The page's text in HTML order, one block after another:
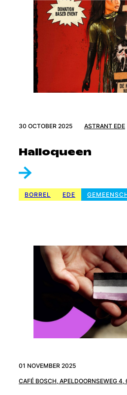
30 OCTOBER 2025 ASTRANT EDE
Halloqueen
BORREL EDE
01 NOVEMBER 2025
CAFÉ BOSCH, APELDOORNSEWEG